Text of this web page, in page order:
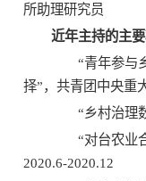
所助理研究员
近年主持的主要
“青年参与乡
择”，共青团中央重
“乡村治理数
“对台农业合
2020.6-2020.12